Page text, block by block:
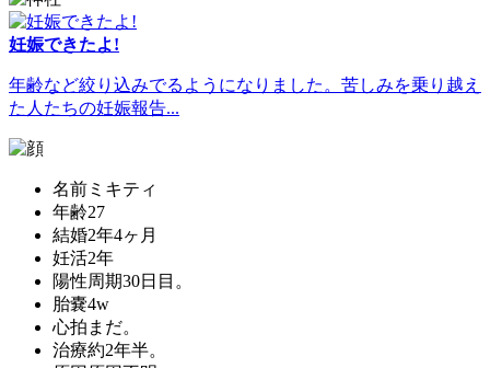
妊娠できたよ!
年齢など絞り込みでるようになりました。苦しみを乗り越え
た人たちの妊娠報告...
名前 ミキティ
年齢27
結婚2年4ヶ月
妊活2年
陽性周期30日目。
胎嚢4w
心拍 まだ。
治療約2年半。